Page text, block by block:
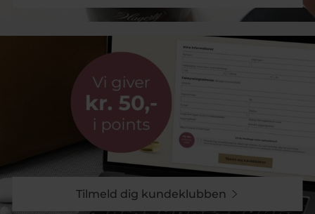
Tilmeld dig kundeklubben